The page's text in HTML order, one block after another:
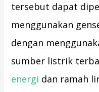
tersebut dapat
menggunakan
dengan
sumber listrik
energi dan ramah